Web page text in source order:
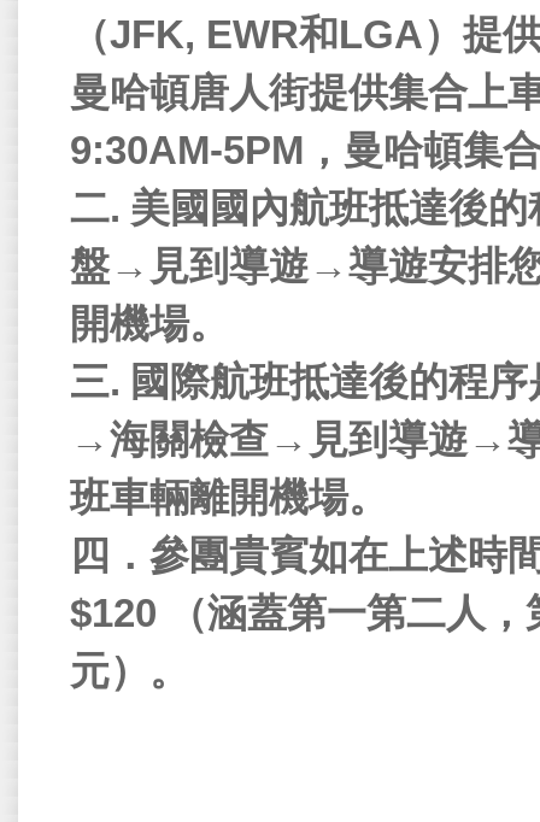
（JFK, EWR和LGA） 提
曼哈頓唐人街提供集合上
9:30AM-5PM ，曼哈頓集
二. 美國國內航班抵達後的
盤→ 見到導遊→導遊安排
開機場。
三. 國際航班抵達後的程序
→海關檢查→ 見到導遊→
班車輛離開機場。
四 ． 參團貴賓如在上述時
$120
（涵蓋第一第二人 ，
元） 。